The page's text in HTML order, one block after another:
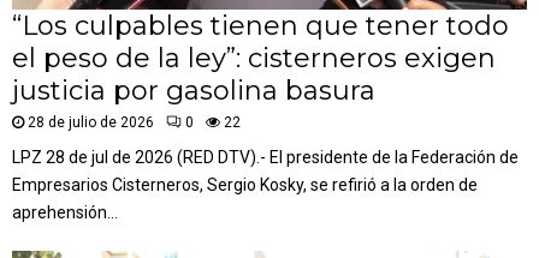
“Los culpables tienen que tener todo
el peso de la ley”: cisterneros exigen
justicia por gasolina basura
28 de julio de 2026 0 22
LPZ 28 de jul de 2026 (RED DTV).- El presidente de la Federación de
Empresarios Cisterneros, Sergio Kosky, se refirió a la orden de
aprehensión...